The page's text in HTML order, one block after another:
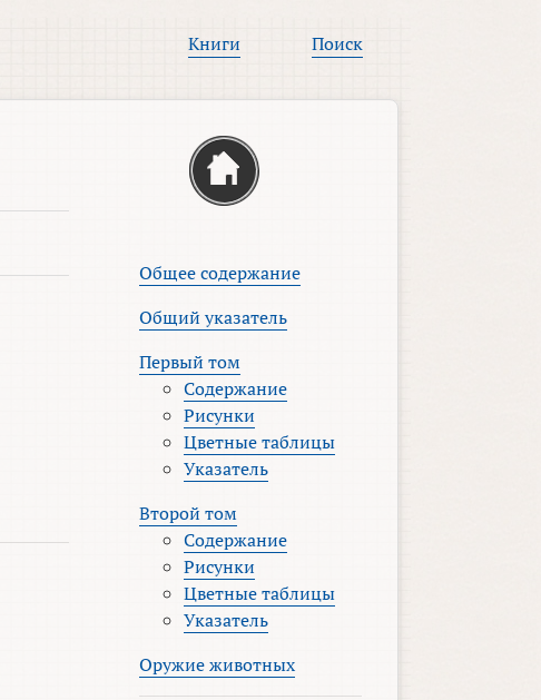
Книги Поиск
Общее содержание
Общий указатель
Первый том
Содержание
Рисунки
Цветные таблицы
Указатель
Второй том
Содержание
Рисунки
Цветные таблицы
Указатель
Оружие животных